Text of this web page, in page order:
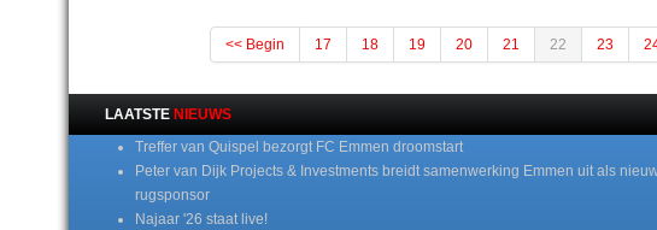
<< Begin 17 18 19 20 21 22 23
LAATSTE NIEUWS
Treffer van Quispel bezorgt FC Emmen droomstart
Peter van Dijk Projects & Investments breidt samenwerking Emmen uit als
rugsponsor
Najaar '26 staat live!